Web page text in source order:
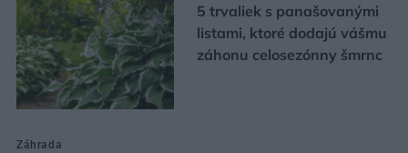
5 trvaliek s panašovanými
listami, ktoré dodajú vášmu
záhonu celosezónny šmrnc
Záhrada